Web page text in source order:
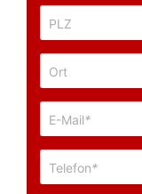
PLZ
Ort
E-Mail*
Telefon*